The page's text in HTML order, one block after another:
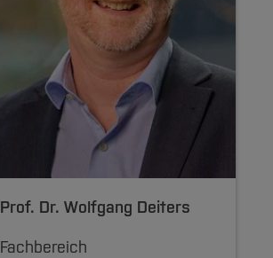
Prof. Dr. Wolfgang Deiters
Fachbereich